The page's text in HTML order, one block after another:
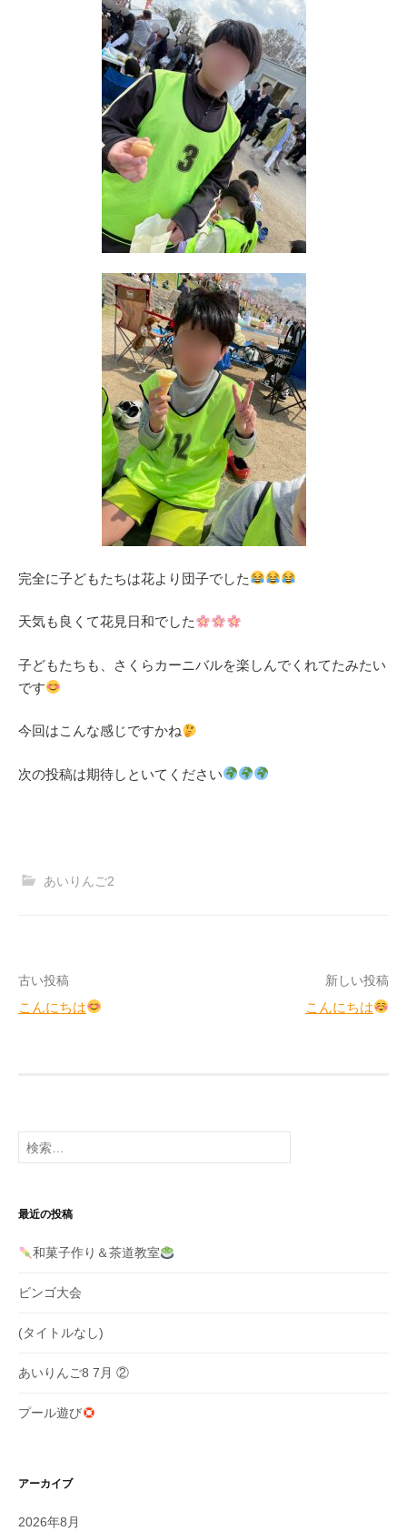
完全に子どもたちは花より団子でした
天気も良くて花見日和でした
子どもたちも、さくらカーニバルを楽しんでくれてたみたい
です
今回はこんな感じですかね
次の投稿は期待しといてください
あいりんご2
投
稿
ー
ョ
ン
古い投稿
こんにちは
新しい投稿
こんにちは
検
索:
最近の投稿
和菓子作り＆茶道教室
ビンゴ大会
(タイトルなし)
あいりんご8 7月 ②
プール遊び
アーカイブ
2026年8月